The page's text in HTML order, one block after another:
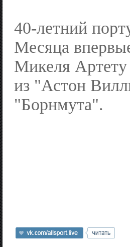
40-летний
Месяца
Микеля
из "Астон
"Борнмута".